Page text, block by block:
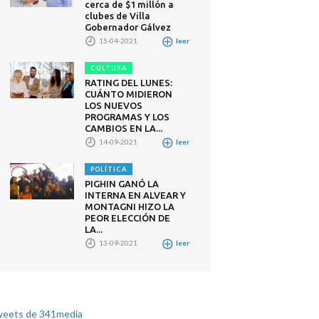
cerca de $1 millón a
clubes de Villa
Gobernador Gálvez
15-04-2021 leer
CULTURA
RATING DEL LUNES:
CUÁNTO MIDIERON
LOS NUEVOS
PROGRAMAS Y LOS
CAMBIOS EN LA...
14-09-2021 leer
POLÍTICA
PIGHIN GANÓ LA
INTERNA EN ALVEAR Y
MONTAGNI HIZO LA
PEOR ELECCIÓN DE
LA...
13-09-2021 leer
de 341media